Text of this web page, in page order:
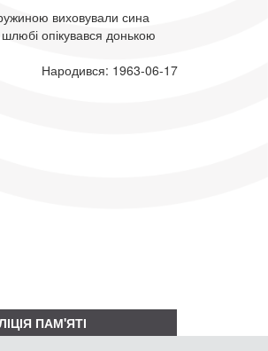
виховували сина
опікувався донькою
Народився: 1963-06-17
ПАМ'ЯТІ